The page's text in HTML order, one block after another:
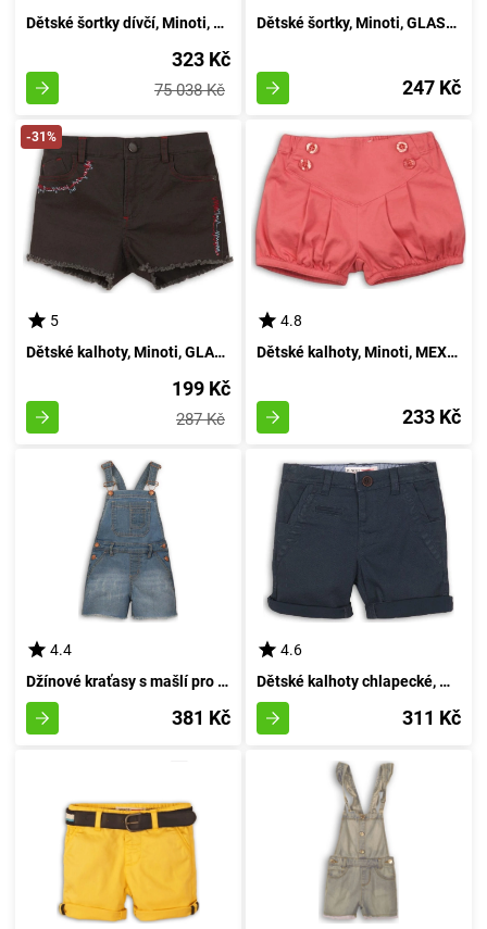
Dětské šortky dívčí, Minoti, velikost 14/22, pro dívku ve věku 3-4 let
323 Kč
75 038 Kč
Dětské šortky, Minoti, GLASTO 9, barva hnědá - velikost 98/104 | pro věk 3/4 let
247 Kč
-31%
5
Dětské kalhoty, Minoti, GLASTO 9, kávová barva - velikost 152/158 | pro věk 12/13 let
199 Kč
287 Kč
4.8
Dětské kalhoty, Minoti, MEXICO 8, červené - velikost 122/128 | pro věk 7-8 let
233 Kč
4.4
Džínové kraťasy s mašlí pro dívky, značky Minoti, model Kenya 8, barva modrá - velikost 98/104 | pro věk 3 až 4 let
381 Kč
4.6
Dětské kalhoty chlapecké, Minoti, Shore 6, modré barvy - velikost 98/104 | 3/4let
311 Kč